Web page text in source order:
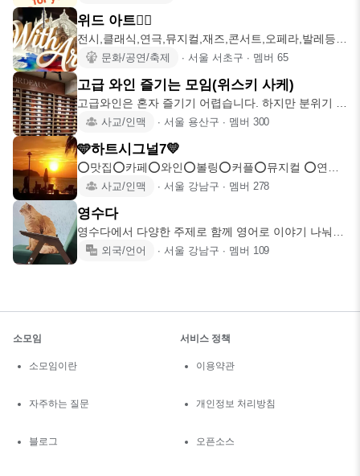
위드 아트🧚‍♂️
전시,클래식,연극,뮤지컬,재즈,콘서트,오페라,발레등등
함께 즐기고 함께
문화/공연/축제 ∙ 서울 서초구 ∙ 멤버 65
고급 와인 즐기는 모임(위스키 사케)
고급와인은 혼자 즐기기 어렵습니다. 하지만 분위기 좋
은 곳에서 와인의
사교/인맥 ∙ 서울 용산구 ∙ 멤버 300
🩵하트시그널7💛
⭕️맛집⭕️카페⭕️와인⭕️볼링⭕️커플⭕️뮤지컬 ⭕️연극
⭕️캠핑⭕️여행⭕️
사교/인맥 ∙ 서울 강남구 ∙ 멤버 278
영수다
영수다에서 다양한 주제로 함께 영어로 이야기 나눠요
😆 함께 꾸준히 영
외국/언어 ∙ 서울 강남구 ∙ 멤버 109
소모임
소모임이란
자주하는 질문
블로그
서비스 정책
이용약관
개인정보 처리방침
오픈소스